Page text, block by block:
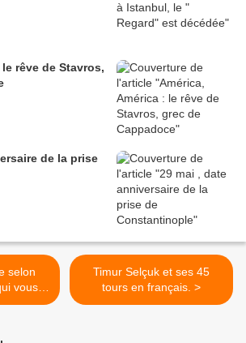
rêve de Stavros,
de la prise
vous
Timur Selçuk et ses 45
tours en français. >